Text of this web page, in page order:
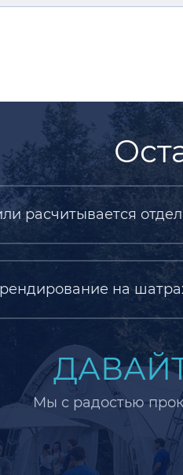
расчитывается
на
Мы с радостью